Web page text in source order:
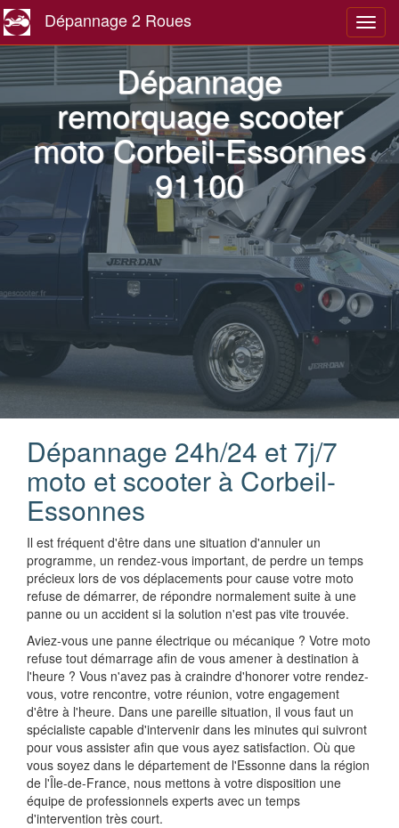
Dépannage 2 Roues
Dépannage
remorquage scooter
moto Corbeil-Essonnes
91100
Dépannage 24h/24 et 7j/7
moto et scooter à Corbeil-
Essonnes
Il est fréquent d'être dans une situation d'annuler un
programme, un rendez-vous important, de perdre un temps
précieux lors de vos déplacements pour cause votre moto
refuse de démarrer, de répondre normalement suite à une
panne ou un accident si la solution n'est pas vite trouvée.
Aviez-vous une panne électrique ou mécanique ? Votre moto
refuse tout démarrage afin de vous amener à destination à
l'heure ? Vous n'avez pas à craindre d'honorer votre rendez-
vous, votre rencontre, votre réunion, votre engagement
d'être à l'heure. Dans une pareille situation, il vous faut un
spécialiste capable d'intervenir dans les minutes qui suivront
pour vous assister afin que vous ayez satisfaction. Où que
vous soyez dans le département de l'Essonne dans la région
de l'Île-de-France, nous mettons à votre disposition une
équipe de professionnels experts avec un temps
d'intervention très court.